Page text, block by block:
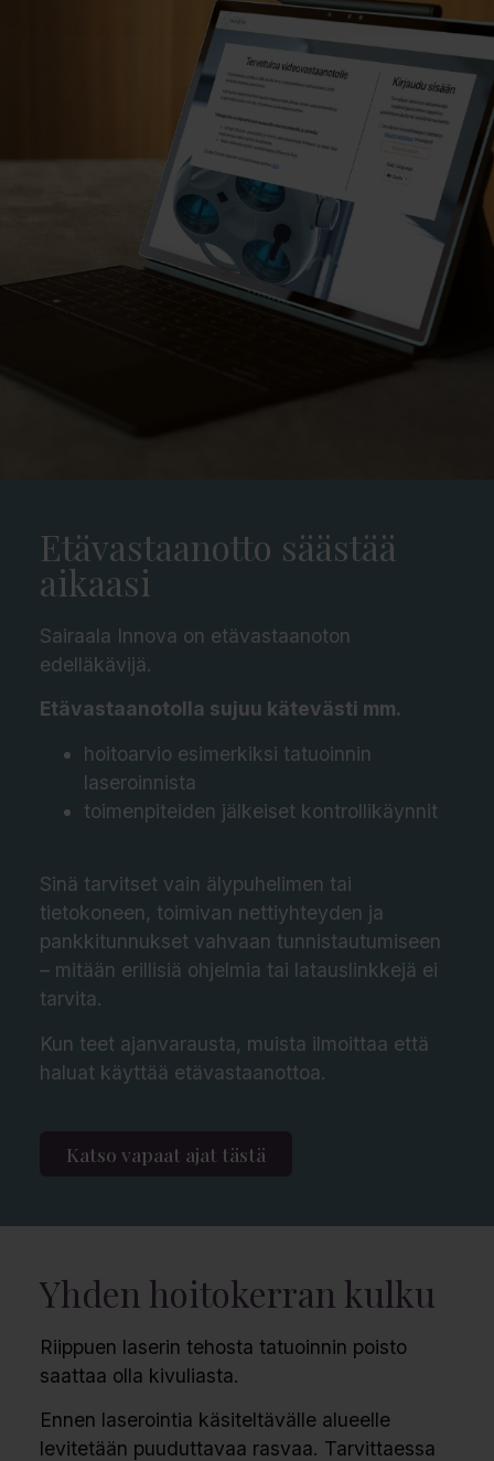
Etävastaanotto säästää
aikaasi
Sairaala Innova on etävastaanoton
edelläkävijä.
Etävastaanotolla sujuu kätevästi mm.
hoitoarvio esimerkiksi tatuoinnin
laseroinnista
toimenpiteiden jälkeiset kontrollikäynnit
Sinä tarvitset vain älypuhelimen tai
tietokoneen, toimivan nettiyhteyden ja
pankkitunnukset vahvaan tunnistautumiseen
– mitään erillisiä ohjelmia tai latauslinkkejä ei
tarvita.
Kun teet ajanvarausta, muista ilmoittaa että
haluat käyttää etävastaanottoa.
Katso vapaat ajat tästä
Yhden hoitokerran kulku
Riippuen laserin tehosta tatuoinnin poisto
saattaa olla kivuliasta.
Ennen laserointia käsiteltävälle alueelle
levitetään puuduttavaa rasvaa. Tarvittaessa